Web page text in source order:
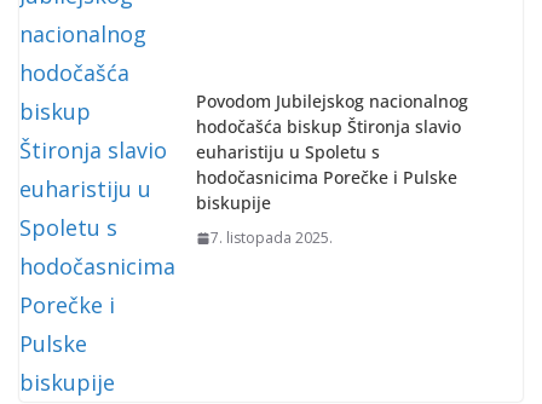
Povodom Jubilejskog nacionalnog
hodočašća biskup Štironja slavio
euharistiju u Spoletu s
hodočasnicima Porečke i Pulske
biskupije
7. listopada 2025.